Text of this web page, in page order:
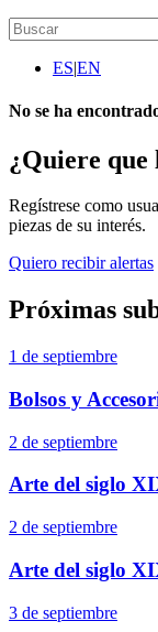
ES|EN
No se ha
¿Quiere que
Regístrese como
piezas de su interés.
Quiero recibir alertas
Próximas
1 de septiembre
Bolsos y
2 de septiembre
Arte del siglo
2 de septiembre
Arte del siglo
3 de septiembre